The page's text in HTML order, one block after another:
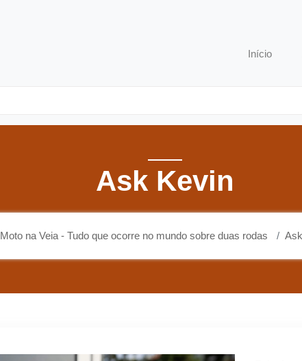
Início
Ask Kevin
Moto na Veia - Tudo que ocorre no mundo sobre duas rodas